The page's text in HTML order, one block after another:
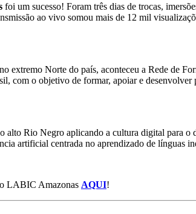
foi um sucesso! Foram três dias de trocas,
ao vivo somou mais de 12 mil
extremo Norte do país, aconteceu a Rede de
com o objetivo de formar, apoiar e
alto Rio Negro aplicando a cultura digital para
artificial centrada no aprendizado de línguas
LABIC Amazonas AQUI!